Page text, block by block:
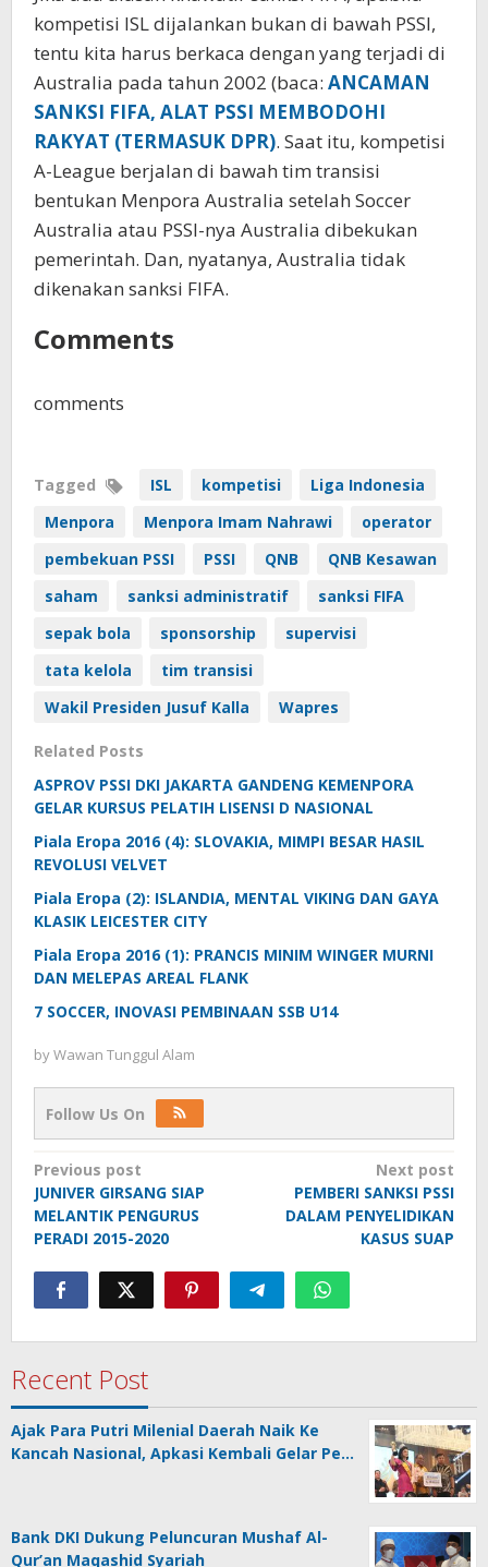
kompetisi ISL dijalankan bukan di bawah PSSI,
tentu kita harus berkaca dengan yang terjadi di
Australia pada tahun 2002 (baca: ANCAMAN
SANKSI FIFA, ALAT PSSI MEMBODOHI
RAKYAT (TERMASUK DPR). Saat itu, kompetisi
A-League berjalan di bawah tim transisi
bentukan Menpora Australia setelah Soccer
Australia atau PSSI-nya Australia dibekukan
pemerintah. Dan, nyatanya, Australia tidak
dikenakan sanksi FIFA.
Comments
comments
Tagged ISL kompetisi
Liga Indonesia
Menpora
Menpora Imam Nahrawi
operator
pembekuan PSSI
PSSI QNB
QNB Kesawan
saham
sanksi administratif
sanksi FIFA
sepak bola
sponsorship
supervisi
tata kelola
tim transisi
Wakil Presiden Jusuf Kalla
Wapres
Related Posts
ASPROV PSSI DKI JAKARTA GANDENG KEMENPORA
GELAR KURSUS PELATIH LISENSI D NASIONAL
Piala Eropa 2016 (4): SLOVAKIA, MIMPI BESAR HASIL
REVOLUSI VELVET
Piala Eropa (2): ISLANDIA, MENTAL VIKING DAN GAYA
KLASIK LEICESTER CITY
Piala Eropa 2016 (1): PRANCIS MINIM WINGER MURNI
DAN MELEPAS AREAL FLANK
7 SOCCER, INOVASI PEMBINAAN SSB U14
byWawan Tunggul Alam
Follow Us On
Post
navigation
Previous post
JUNIVER GIRSANG SIAP
MELANTIK PENGURUS
PERADI 2015-2020
Next post
PEMBERI SANKSI PSSI
DALAM PENYELIDIKAN
KASUS SUAP
Recent Post
Ajak Para Putri Milenial Daerah Naik Ke
Kancah Nasional, Apkasi Kembali Gelar Pe…
Bank DKI Dukung Peluncuran Mushaf Al-
Qur’an Maqashid Syariah